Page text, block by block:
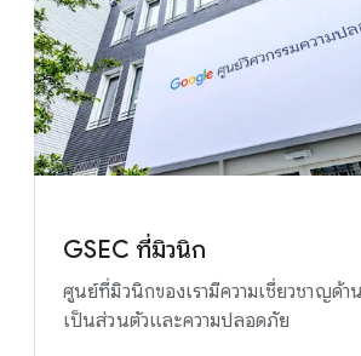
GSEC ที่มิวนิก
ศูนย์ที่มิวนิกของเรามีความเชี่ยวชาญด้า
เป็นส่วนตัวและความปลอดภัย